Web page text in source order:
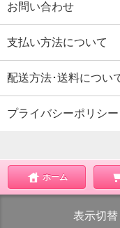
お問い合わせ
支払い方法について
配送方法･送料につい
プライバシーポリシー
ホーム
表示切替